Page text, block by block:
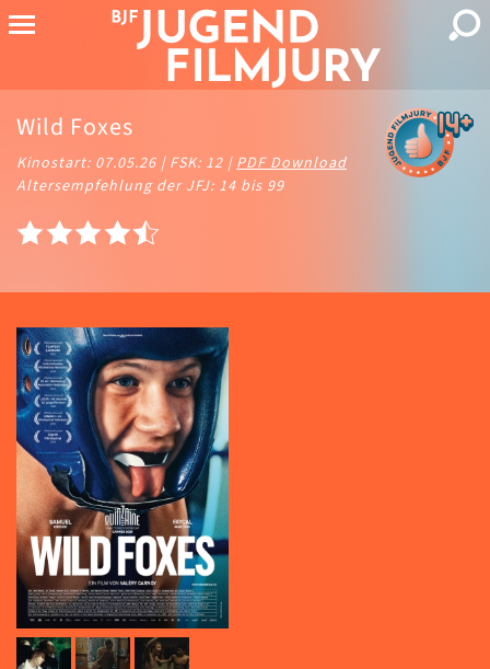
Wild Foxes
Kinostart: 07.05.26 | FSK: 12 |PDF Download
Altersempfehlung der JFJ: 14 bis 99